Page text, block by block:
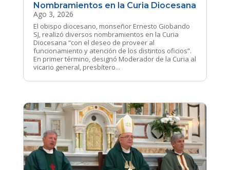
Nombramientos en la Curia Diocesana
Ago 3, 2026
El obispo diocesano, monseñor Ernesto Giobando
SJ, realizó diversos nombramientos en la Curia
Diocesana “con el deseo de proveer al
funcionamiento y atención de los distintos oficios”.
En primer término, designó Moderador de la Curia al
vicario general, presbítero...